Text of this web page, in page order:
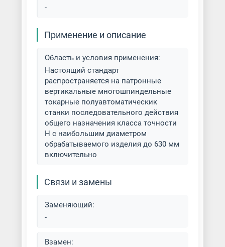
-
Применение и описание
Область и условия применения:
Настоящий стандарт
распространяется на патронные
вертикальные многошпиндельные
токарные полуавтоматическик
станки последовательного действия
общего назначения класса точности
Н с наибольшим диаметром
обрабатываемого изделия до 630 мм
включительно
Связи и замены
Заменяющий:
-
Взамен: